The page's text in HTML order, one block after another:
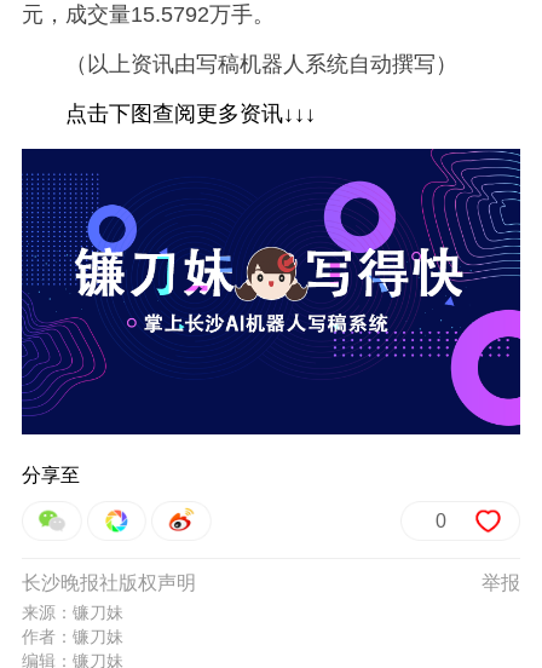
元，成交量15.5792万手。
（以上资讯由写稿机器人系统自动撰写）
点击下图查阅更多资讯↓ ↓↓
分享至
0
举报
长沙晚报社版权声明
来源：镰刀妹
作者：镰刀妹
编辑：镰刀妹